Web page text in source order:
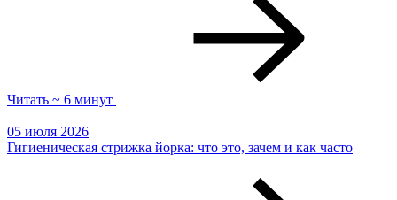
Читать ~ 6 минут
05 июля 2026
Гигиеническая стрижка йорка: что это, зачем и как часто